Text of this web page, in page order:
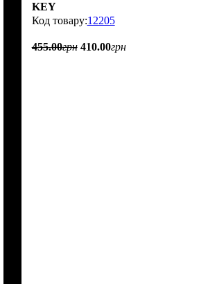
KEY
12205
455.00грн 410.00грн